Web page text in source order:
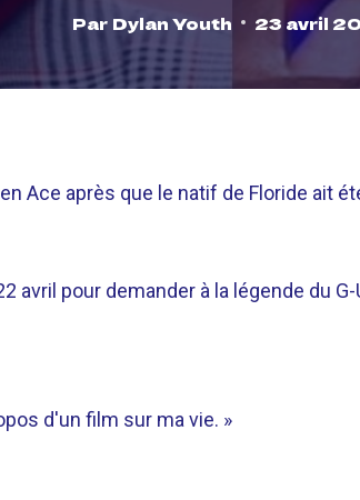
Par Dylan Youth 23 avril
Ace après que le natif de Floride ait
avril pour demander à la légende du G-
d'un film sur ma vie. »